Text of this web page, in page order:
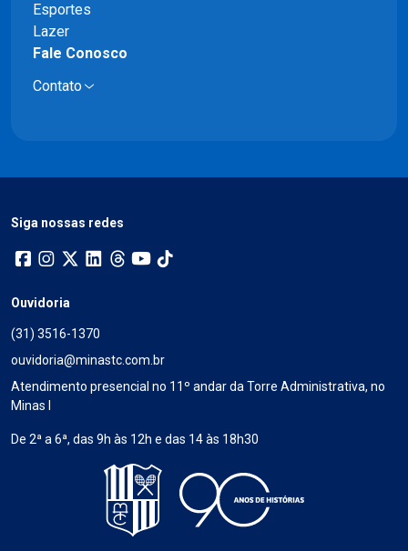
Esportes
Lazer
Fale Conosco
Contato
Siga nossas redes
Ouvidoria
(31) 3516-1370
ouvidoria@minastc.com.br
Atendimento presencial no 11º andar da Torre Administrativa, no
Minas I
De 2ª a 6ª, das 9h às 12h e das 14 às 18h30